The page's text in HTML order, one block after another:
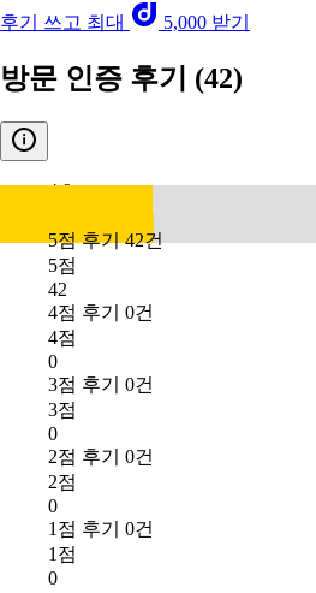
후기 쓰고 최대 5,000 받기
방문 인증 후기 (42)
4.9
5점 후기 42건
5점
42
4점 후기 0건
4점
0
3점 후기 0건
3점
0
2점 후기 0건
2점
0
1점 후기 0건
1점
0